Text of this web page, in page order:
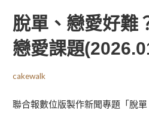
脫單、戀愛好難
戀愛課題
cakewalk
聯合報數位版製作新聞專題「脫